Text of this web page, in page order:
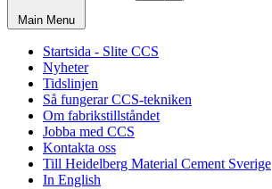
Main Menu
Startsida - Slite CCS
Nyheter
Tidslinjen
Så fungerar CCS-tekniken
Om fabrikstillståndet
Jobba med CCS
Kontakta oss
Till Heidelberg Material Cement Sverige
In English